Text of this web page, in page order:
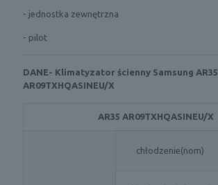
- jednostka zewnętrzna
- pilot
DANE- Klimatyzator ścienny Samsung AR35
AR09TXHQASINEU/X
AR35 AR09TXHQASINEU/X
chłodzenie(nom)